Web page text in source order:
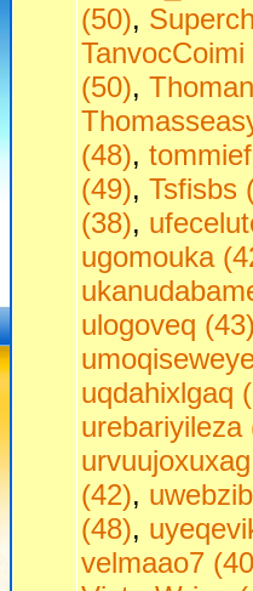
(50),
TanvocCoimi
(50),
(48),
(49), Tsfisbs
(38),
ugomouka
ulogoveq (43)
uqdahixlgaq
urebariyileza
(42),
(48),
velmaao7